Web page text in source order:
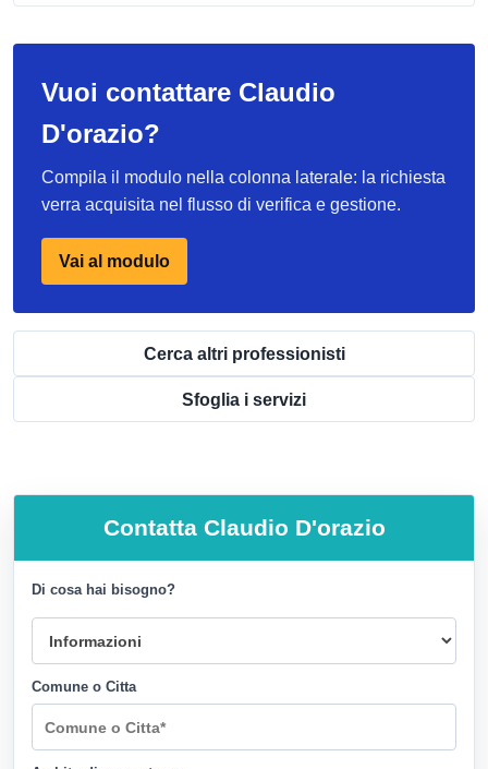
Vuoi contattare Claudio
D'orazio?
Compila il modulo nella colonna laterale: la richiesta
verra acquisita nel flusso di verifica e gestione.
Vai al modulo
Cerca altri professionisti
Sfoglia i servizi
Contatta Claudio D'orazio
Di cosa hai bisogno?
Comune o Citta